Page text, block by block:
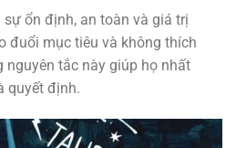
ổn định, an toàn và giá trị
đuổi mục tiêu và không thích
tắc này giúp họ nhất
quyết định.